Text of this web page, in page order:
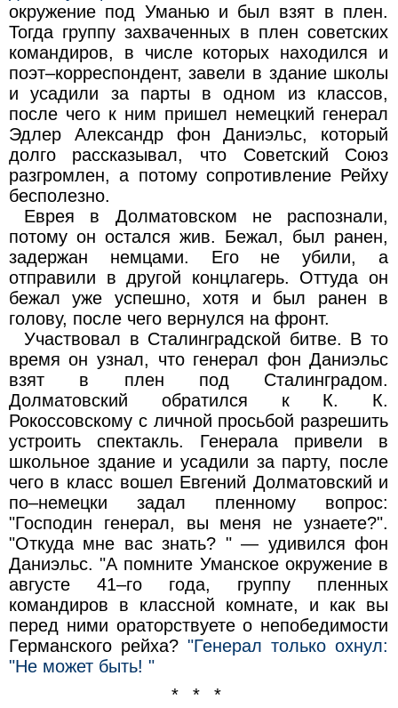
окружение под Уманью и был взят в плен.
Тогда группу захваченных в плен советских
командиров, в числе которых находился и
поэт–корреспондент, завели в здание школы
и усадили за парты в одном из классов,
после чего к ним пришел немецкий генерал
Эдлер Александр фон Даниэльс, который
долго рассказывал, что Советский Союз
разгромлен, а потому сопротивление Рейху
бесполезно.
Еврея в Долматовском не распознали,
потому он остался жив. Бежал, был ранен,
задержан немцами. Его не убили, а
отправили в другой концлагерь. Оттуда он
бежал уже успешно, хотя и был ранен в
голову, после чего вернулся на фронт.
Участвовал в Сталинградской битве. В то
время он узнал, что генерал фон Даниэльс
взят в плен под Сталинградом.
Долматовский обратился к К. К.
Рокоссовскому с личной просьбой разрешить
устроить спектакль. Генерала привели в
школьное здание и усадили за парту, после
чего в класс вошел Евгений Долматовский и
по–немецки задал пленному вопрос:
"Господин генерал, вы меня не узнаете?".
"Откуда мне вас знать? " — удивился фон
Даниэльс. "А помните Уманское окружение в
августе 41–го года, группу пленных
командиров в классной комнате, и как вы
перед ними ораторствуете о непобедимости
Германского рейха? "Генерал только охнул:
"Не может быть! "
* * *